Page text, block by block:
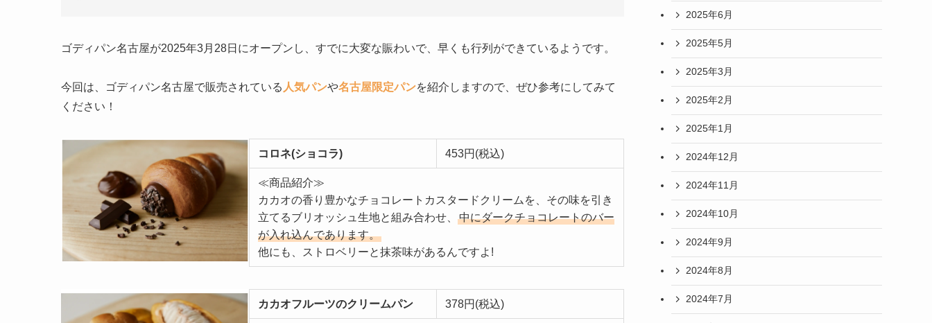
ゴディパン名古屋が2025年3月28日にオープンし、すでに大変な賑わいで、早くも行列ができているようです。
今回は、ゴディパン名古屋で販売されている 人気パンや名古屋限定パンを紹介しますので、ぜひ参考にしてみて
ください！
コロネ(ショコラ) 453円(税込)
≪商品紹介≫
カカオの香り豊かなチョコレートカスタードクリームを、その味を引き
立てるブリオッシュ生地と組み合わせ、
中にダークチョコレートのバー
が入れ込んであります。
他にも、ストロベリーと抹茶味があるんですよ!
カカオフルーツのクリームパン 378円(税込)
2025年6月
2025年5月
2025年3月
2025年2月
2025年1月
2024年12月
2024年11月
2024年10月
2024年9月
2024年8月
2024年7月